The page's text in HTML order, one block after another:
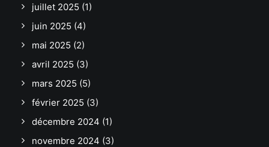
juillet 2025 (1)
juin 2025 (4)
mai 2025 (2)
avril 2025 (3)
mars 2025 (5)
février 2025 (3)
décembre 2024 (1)
novembre 2024 (3)